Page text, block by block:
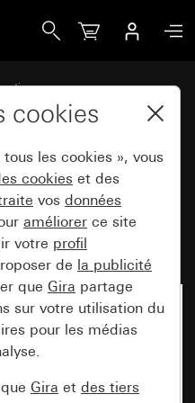
Télécommunication
UAE/IAE
Bornes à
cookies
les cookies », vous
cookies et des
vos données
améliorer ce site
votre profil
de la publicité
que Gira partage
sur votre utilisation du
pour les médias
Gira et des tiers